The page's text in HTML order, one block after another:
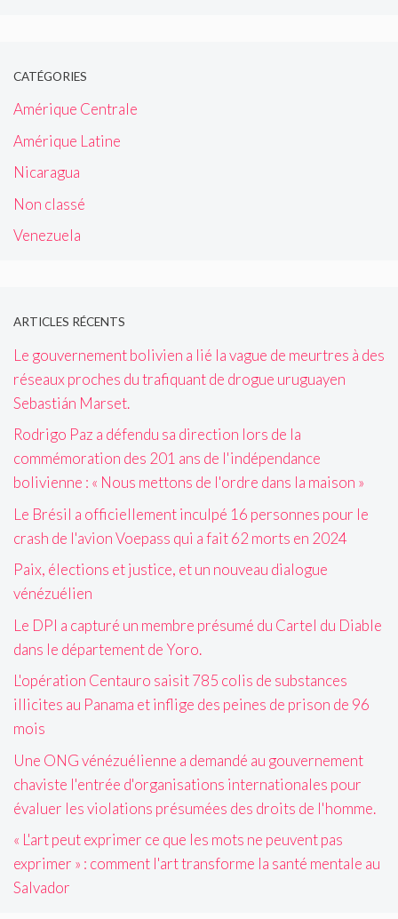
CATÉGORIES
Amérique Centrale
Amérique Latine
Nicaragua
Non classé
Venezuela
ARTICLES RÉCENTS
Le gouvernement bolivien a lié la vague de meurtres à des
réseaux proches du trafiquant de drogue uruguayen
Sebastián Marset.
Rodrigo Paz a défendu sa direction lors de la
commémoration des 201 ans de l'indépendance
bolivienne : « Nous mettons de l'ordre dans la maison »
Le Brésil a officiellement inculpé 16 personnes pour le
crash de l'avion Voepass qui a fait 62 morts en 2024
Paix, élections et justice, et un nouveau dialogue
vénézuélien
Le DPI a capturé un membre présumé du Cartel du Diable
dans le département de Yoro.
L'opération Centauro saisit 785 colis de substances
illicites au Panama et inflige des peines de prison de 96
mois
Une ONG vénézuélienne a demandé au gouvernement
chaviste l'entrée d'organisations internationales pour
évaluer les violations présumées des droits de l'homme.
« L'art peut exprimer ce que les mots ne peuvent pas
exprimer » : comment l'art transforme la santé mentale au
Salvador